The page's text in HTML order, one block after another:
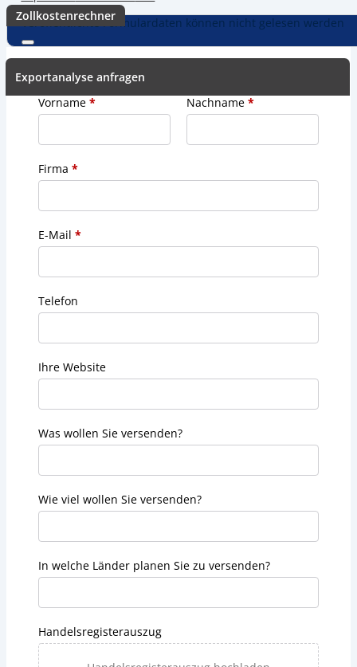
Zollkostenrechner
Veröffentlichte Formulardaten können nicht gelesen werden
Exportanalyse anfragen
Vorname * Nachname *
Firma *
E-Mail *
Telefon
Ihre Website
Was wollen Sie versenden?
Wie viel wollen Sie versenden?
In welche Länder planen Sie zu versenden?
Handelsregisterauszug